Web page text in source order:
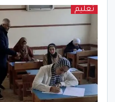
تعليم